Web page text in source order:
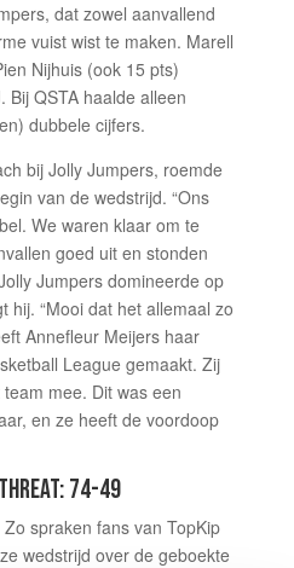
dat zowel aanvallend
vuist wist te maken. Marell
Nijhuis (ook 15 pts)
Bij QSTA haalde alleen
dubbele cijfers.
bij Jolly Jumpers, roemde
van de wedstrijd. “Ons
We waren klaar om te
goed uit en stonden
Jumpers domineerde op
hij. “Mooi dat het allemaal zo
Annefleur Meijers haar
League gemaakt. Zij
mee. Dit was een
en ze heeft de voordoop
74-49
Zo spraken fans van TopKip
wedstrijd over de geboekte